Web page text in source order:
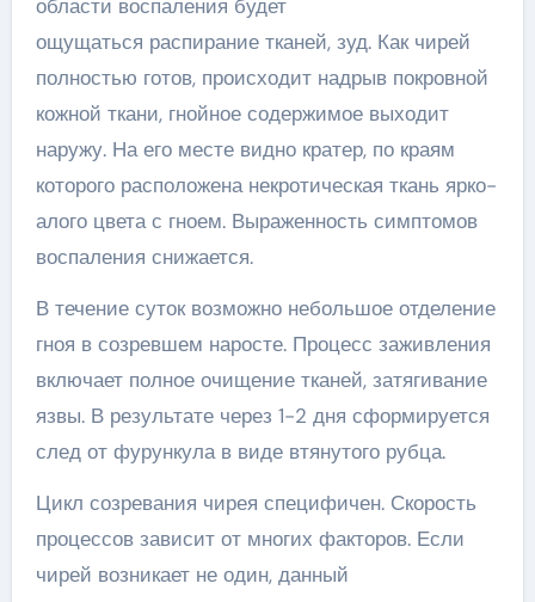
области воспаления будет
ощущаться распирание тканей, зуд. Как чирей
полностью готов, происходит надрыв покровной
кожной ткани, гнойное содержимое выходит
наружу. На его месте видно кратер, по краям
которого расположена некротическая ткань ярко-
алого цвета с гноем. Выраженность симптомов
воспаления снижается.
В течение суток возможно небольшое отделение
гноя в созревшем наросте. Процесс заживления
включает полное очищение тканей, затягивание
язвы. В результате через 1-2 дня сформируется
след от фурункула в виде втянутого рубца.
Цикл созревания чирея специфичен. Скорость
процессов зависит от многих факторов. Если
чирей возникает не один, данный